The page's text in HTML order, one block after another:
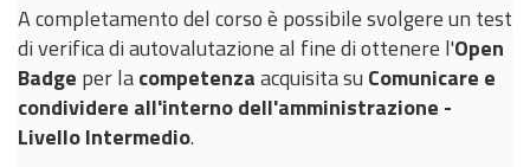
A completamento del corso è possibile svolgere un test
di verifica di autovalutazione al fine di ottenere l'Open
Badge per lacompetenzaacquisita su Comunicare e
condividere all'interno dell'amministrazione -
Livello Intermedio.